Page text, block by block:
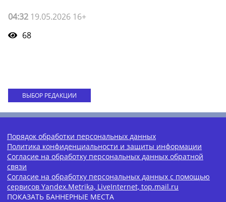
04:32 19.05.2026 16+
68
ВЫБОР РЕДАКЦИИ
Порядок обработки персональных данных
Политика конфиденциальности и защиты информации
Согласие на обработку персональных данных обратной
связи
Согласие на обработку персональных данных с помощью
сервисов Yandex.Metrika, LiveInternet, top.mail.ru
ПОКАЗАТЬ БАННЕРНЫЕ МЕСТА